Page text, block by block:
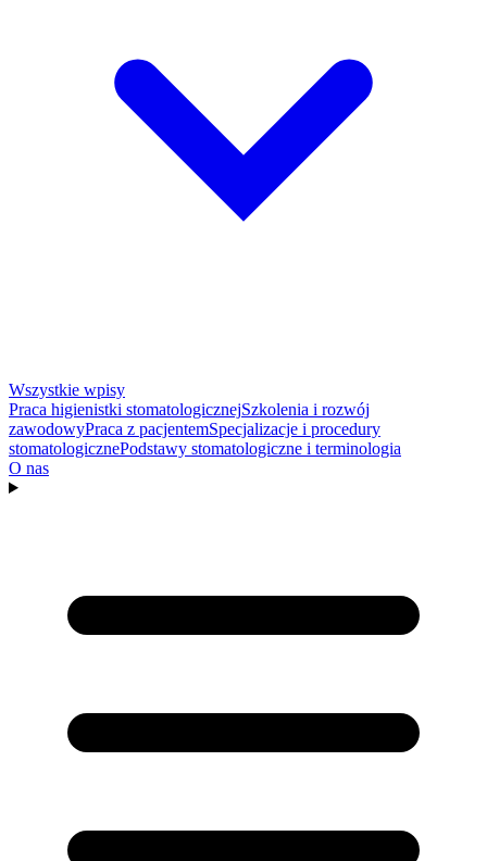
Wszystkie wpisy
Praca higienistki stomatologicznejSzkolenia i rozwój
zawodowyPraca z pacjentemSpecjalizacje i procedury
stomatologicznePodstawy stomatologiczne i terminologia
O nas